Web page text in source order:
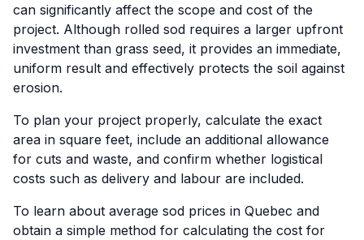
can significantly affect the scope and cost of the
project. Although rolled sod requires a larger upfront
investment than grass seed, it provides an immediate,
uniform result and effectively protects the soil against
erosion.
To plan your project properly, calculate the exact
area in square feet, include an additional allowance
for cuts and waste, and confirm whether logistical
costs such as delivery and labour are included.
To learn about average sod prices in Quebec and
obtain a simple method for calculating the cost for